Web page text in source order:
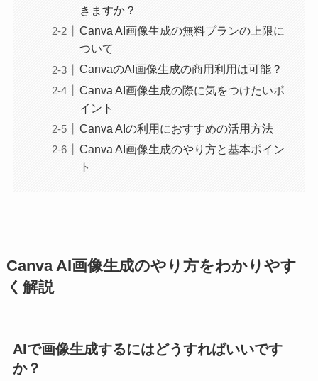
きますか？
Canva AI画像生成の無料プランの上限に
ついて
CanvaのAI画像生成の商用利用は可能？
Canva AI画像生成の際に気をつけたいポ
イント
Canva AIの利用におすすめの活用方法
Canva AI画像生成のやり方と基本ポイン
ト
Canva AI画像生成のやり方をわかりやす
く解説
AIで画像生成するにはどうすればいいです
か？